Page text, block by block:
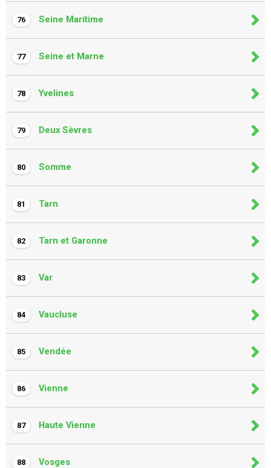
76 Seine Maritime
77 Seine et Marne
78 Yvelines
79 Deux Sèvres
80 Somme
81 Tarn
82 Tarn et Garonne
83 Var
84 Vaucluse
85 Vendée
86 Vienne
87 Haute Vienne
88 Vosges